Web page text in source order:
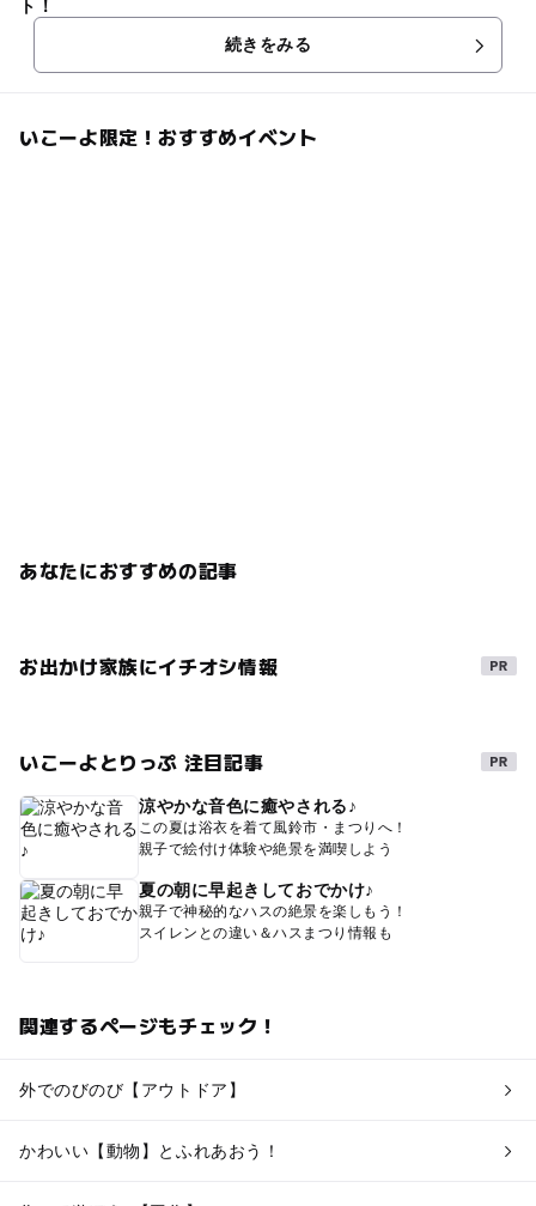
ト！
続きをみる
いこーよ限定！おすすめイベント
あなたにおすすめの記事
お出かけ家族にイチオシ情報
いこーよとりっぷ 注目記事
涼やかな音色に癒やされる♪
この夏は浴衣を着て風鈴市・まつりへ！
親子で絵付け体験や絶景を満喫しよう
夏の朝に早起きしておでかけ♪
親子で神秘的なハスの絶景を楽しもう！
スイレンとの違い＆ハスまつり情報も
関連するページもチェック！
外でのびのび【アウトドア】
かわいい【動物】とふれあおう！